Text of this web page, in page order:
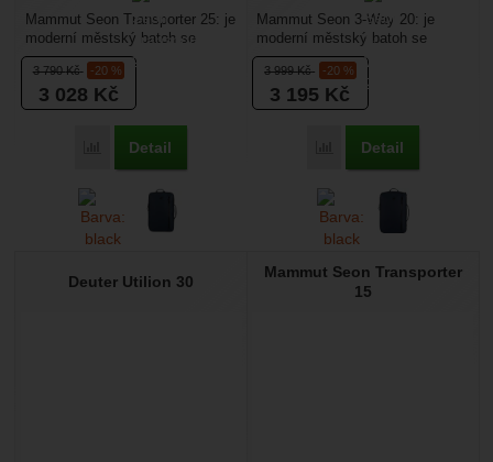
3 790Kč -20 %
3 028 Kč
Porovnat
Detail
Mammut Seon Transporter 25: je
moderní městský batoh se
dvěma komorami o objemu 25
litrů. Má vyztužený...
3 999Kč -20 %
3 195 Kč
Porovnat
Detail
Mammut Seon 3-Way 20: je
moderní městský batoh se
dvěma komorami o objemu 20
litrů, který jde jednoduše...
Deuter Utilion 30
Mammut Seon Transporter
15